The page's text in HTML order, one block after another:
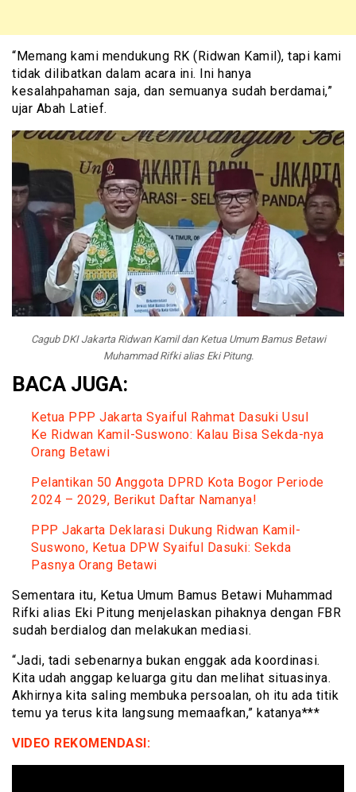
“Memang kami mendukung RK (Ridwan Kamil), tapi kami
tidak dilibatkan dalam acara ini. Ini hanya
kesalahpahaman saja, dan semuanya sudah berdamai,”
ujar Abah Latief.
Cagub DKI Jakarta Ridwan Kamil dan Ketua Umum Bamus Betawi
Muhammad Rifki alias Eki Pitung.
BACA JUGA:
Ketua PPP Jakarta Syaiful Rahmat Dasuki Usul
Ke Ridwan Kamil-Suswono: Kalau Bisa Sekda-nya
Orang Betawi
Pelantikan 50 Anggota DPRD Kota Bogor Periode
2024 – 2029, Berikut Daftar Namanya!
PPP Jakarta Deklarasi Dukung Ridwan Kamil-
Suswono, Ketua DPW Syaiful Dasuki: Sekda
Pasnya Orang Betawi
Sementara itu, Ketua Umum Bamus Betawi Muhammad
Rifki alias Eki Pitung menjelaskan pihaknya dengan FBR
sudah berdialog dan melakukan mediasi.
“Jadi, tadi sebenarnya bukan enggak ada koordinasi.
Kita udah anggap keluarga gitu dan melihat situasinya.
Akhirnya kita saling membuka persoalan, oh itu ada titik
temu ya terus kita langsung memaafkan,” katanya***
VIDEO REKOMENDASI: